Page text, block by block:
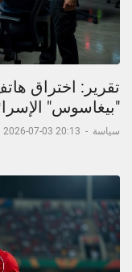
تقرير: اختراق
"بيغاسوس"
سياسة -
20:13 03-07-2026